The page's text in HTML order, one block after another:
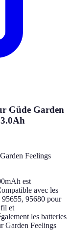
Güde Garden
est
avec les
95680 pour
fil et
les batteries
Garden Feelings